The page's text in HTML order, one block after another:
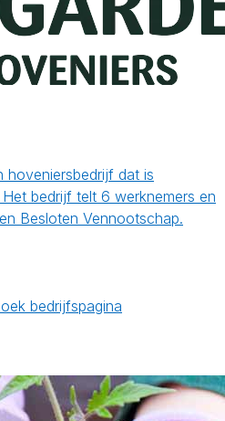
hoveniersbedrijf dat is
bedrijf telt 6 werknemers en
Besloten Vennootschap.
bedrijfspagina